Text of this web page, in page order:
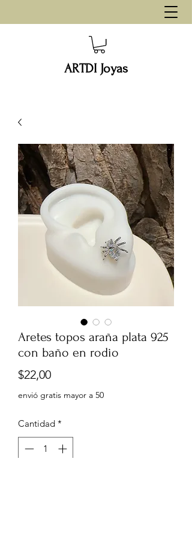
ARTDI Joyas
Aretes topos araña plata 925
con baño en rodio
$22,00Precio
envió gratis mayor a 50
Cantidad *